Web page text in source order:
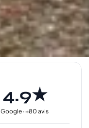
4.9★
Google · +80 avis